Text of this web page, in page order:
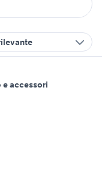
accessori